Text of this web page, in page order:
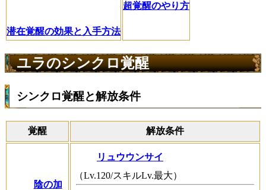
潜在覚醒の効果と入手方法
超覚醒のやり方
ユラのシンクロ覚醒
シンクロ覚醒と解放条件
覚醒 解放条件
陰の加
リュウウンサイ
（Lv.120/スキルLv.最大）